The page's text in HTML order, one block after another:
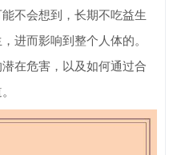
不会想到，长期不吃益生
进而影响到整个人体的。
在危害，以及如何通过合